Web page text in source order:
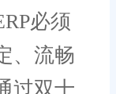
必须
、流畅
过双十